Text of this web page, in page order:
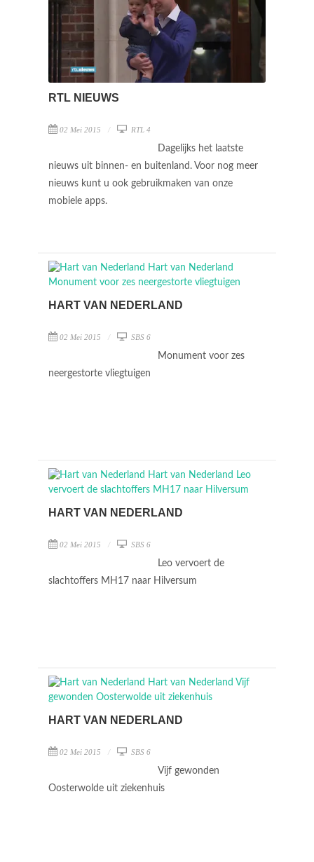
RTL NIEUWS
02 Mei 2015 RTL 4
Dagelijks het laatste
nieuws uit binnen- en buitenland. Voor nog meer
nieuws kunt u ook gebruikmaken van onze
mobiele apps.
HART VAN NEDERLAND
02 Mei 2015 SBS 6
Monument voor zes
neergestorte vliegtuigen
HART VAN NEDERLAND
02 Mei 2015 SBS 6
Leo vervoert de
slachtoffers MH17 naar Hilversum
HART VAN NEDERLAND
02 Mei 2015 SBS 6
Vijf gewonden
Oosterwolde uit ziekenhuis